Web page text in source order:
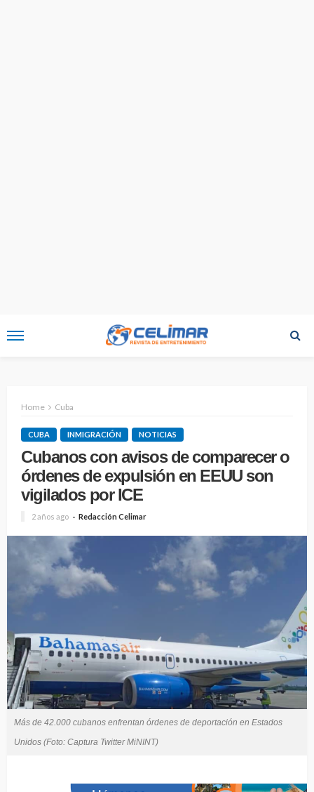
Home Cuba
CUBA INMIGRACIÓN NOTICIAS
Cubanos con avisos de comparecer o
órdenes de expulsión en EEUU son
vigilados por ICE
2 años ago Redacción Celimar
Más de 42.000 cubanos enfrentan órdenes de deportación en Estados
Unidos (Foto: Captura Twitter MiNINT)